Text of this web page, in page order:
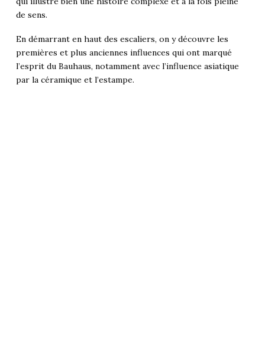
de sens.
En démarrant en haut des escaliers, on y découvre les
premières et plus anciennes influences qui ont marqué
l’esprit du Bauhaus, notamment avec l’influence asiatique
par la céramique et l’estampe.